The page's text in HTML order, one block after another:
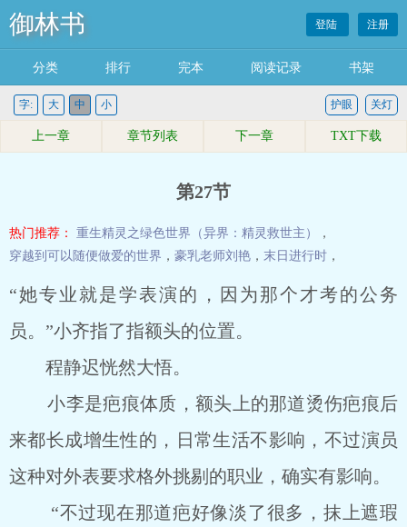
御林书 登陆 注册
分类 排行 完本 阅读记录 书架
字: 大 中 小 关灯
护眼
上一章 章节列表 下一章 TXT下载
第27节
热门推荐： 重生精灵之绿色世界（异界：精灵救世主）
，
穿越到可以随便做爱的世界 ， 豪乳老师刘艳 ， 末日进行时 ，
“她专业就是学表演的，因为那个才考的公务
员。”小齐指了指额头的位置。
程静迟恍然大悟。
小李是疤痕体质，额头上的那道烫伤疤痕后
来都长成增生性的，日常生活不影响，不过演员
这种对外表要求格外挑剔的职业，确实有影响。
“不过现在那道疤好像淡了很多，抹上遮瑕